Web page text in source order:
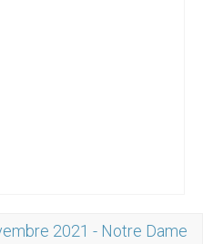
2021 - Notre Dame